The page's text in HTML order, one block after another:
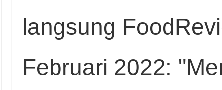
langsung
Februari 2022: